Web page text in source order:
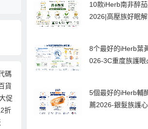
耐
5
Under Armour折扣代
克中國官
10款iHerb南非醉
2026|高壓族好眠解
8个最好的iHerb葉
026-3C重度族護眼
CP值選購指南，
5個最好的iHerb輔
薦2026-銀髮族護心
提神,愛美人士抗